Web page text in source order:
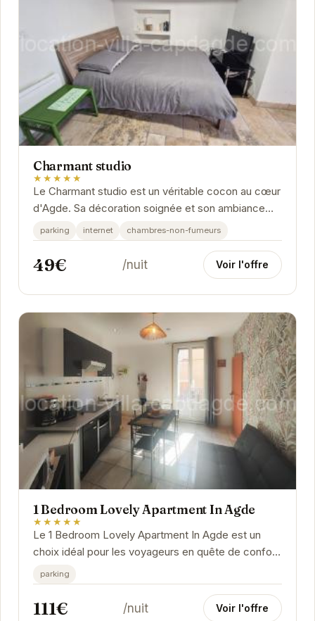
Charmant studio
★★★★★
Le Charmant studio est un véritable cocon au cœur
d'Agde. Sa décoration soignée et son ambiance
chaleureuse vous invitent à la détente....
parking internet chambres-non-fumeurs
49€ /nuit Voir l'offre
1 Bedroom Lovely Apartment In Agde
★★★★★
Le 1 Bedroom Lovely Apartment In Agde est un
choix idéal pour les voyageurs en quête de confort
et de commodité à Agde. Son emplacement...
parking
111€ /nuit Voir l'offre